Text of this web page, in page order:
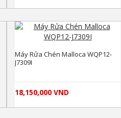
Máy Rửa Chén Malloca WQP12-
J7309I
18,150,000 VND